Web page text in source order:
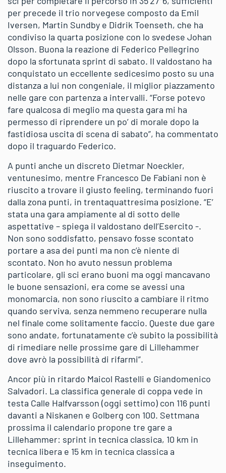
per precede il trio norvegese composto da Emil
Iversen, Martin Sundby e Didrik Toenseth, che ha
condiviso la quarta posizione con lo svedese Johan
Olsson. Buona la reazione di Federico Pellegrino
dopo la sfortunata sprint di sabato. Il valdostano ha
conquistato un eccellente sedicesimo posto su una
distanza a lui non congeniale, il miglior piazzamento
nelle gare con partenza a intervalli. “Forse potevo
fare qualcosa di meglio ma questa gara mi ha
permesso di riprendere un po’ di morale dopo la
fastidiosa uscita di scena di sabato”, ha commentato
dopo il traguardo Federico.
A punti anche un discreto Dietmar Noeckler,
ventunesimo, mentre Francesco De Fabiani non è
riuscito a trovare il giusto feeling, terminando fuori
dalla zona punti, in trentaquattresima posizione. “E’
stata una gara ampiamente al di sotto delle
aspettative – spiega il valdostano dell’Esercito -.
Non sono soddisfatto, pensavo fosse scontato
portare a asa dei punti ma non c’è niente di
scontato. Non ho avuto nessun problema
particolare, gli sci erano buoni ma oggi mancavano
le buone sensazioni, era come se avessi una
monomarcia, non sono riuscito a cambiare il ritmo
quando serviva, senza nemmeno recuperare nulla
nel finale come solitamente faccio. Queste due gare
sono andate, fortunatamente c’è subito la possibilità
di rimediare nelle prossime gare di Lillehammer
dove avrò la possibilità di rifarmi”.
Ancor più in ritardo Maicol Rastelli e Giandomenico
Salvadori. La classifica generale di coppa vede in
testa Calle Halfvarsson (oggi settimo) con 116 punti
davanti a Niskanen e Golberg con 100. Settmana
prossima il calendario propone tre gare a
Lillehammer: sprint in tecnica classica, 10 km in
tecnica libera e 15 km in tecnica classica a
inseguimento.